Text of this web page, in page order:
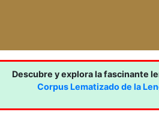
Descubre y explora la fascinante
Corpus Lematizado de la